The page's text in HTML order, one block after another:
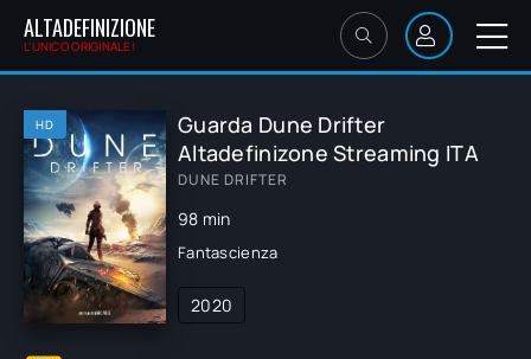
ALTADEFINIZIONE
L'UNICO ORIGINALE!
HD
Guarda Dune Drifter
Altadefinizone Streaming ITA
DUNE DRIFTER
98 min
Fantascienza
2020